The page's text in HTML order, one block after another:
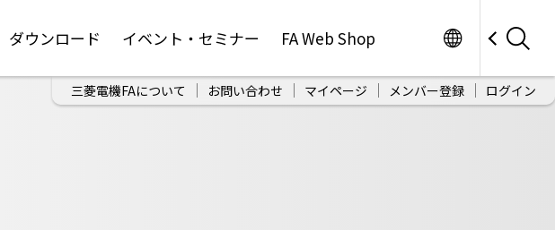
ダウンロード イベント・セミナー FA Web Shop
三菱電機FAについて お問い合わせ マイページ メンバー登録 ログイン